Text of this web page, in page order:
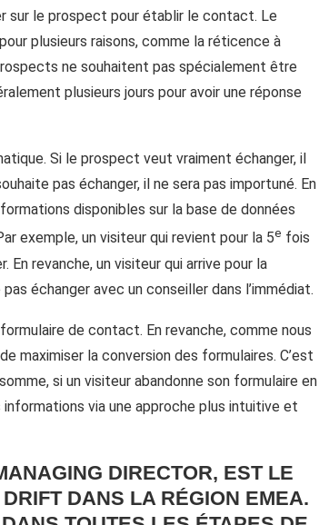
sur le prospect pour établir le contact. Le
plusieurs raisons, comme la réticence à
ne souhaitent pas spécialement être
plusieurs jours pour avoir une réponse
Si le prospect veut vraiment échanger, il
pas échanger, il ne sera pas importuné. En
disponibles sur la base de données
exemple, un visiteur qui revient pour la 5e fois
En revanche, un visiteur qui arrive pour la
échanger avec un conseiller dans l’immédiat.
de contact. En revanche, comme nous
maximiser la conversion des formulaires. C’est
si un visiteur abandonne son formulaire en
via une approche plus intuitive et
DIRECTOR, EST LE
DANS LA RÉGION EMEA.